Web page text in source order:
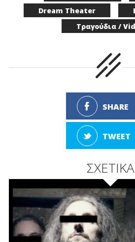
Dream Theater
Τραγούδια /
SHARE
TWEET
ΣΧΕΤΙΚΑ